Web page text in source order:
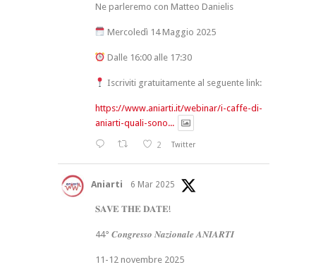
Ne parleremo con Matteo Danielis
Mercoledì 14 Maggio 2025
Dalle 16:00 alle 17:30
Iscriviti gratuitamente al seguente link:
https://www.aniarti.it/webinar/i-caffe-di-
aniarti-quali-sono...
2 Twitter
Aniarti 6 Mar 2025
𝐒𝐀𝐕𝐄 𝐓𝐇𝐄 𝐃𝐀𝐓𝐄!
44° 𝑪𝒐𝒏𝒈𝒓𝒆𝒔𝒔𝒐 𝑵𝒂𝒛𝒊𝒐𝒏𝒂𝒍𝒆 𝑨𝑵𝑰𝑨𝑹𝑻𝑰
11-12 novembre 2025